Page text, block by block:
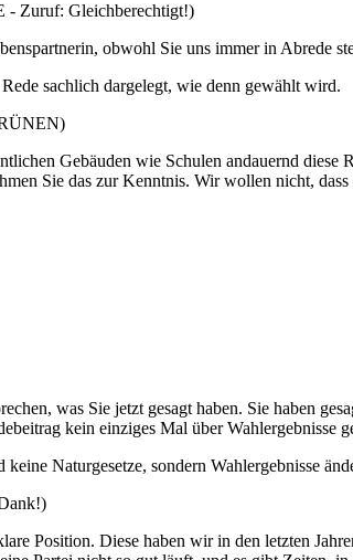
- Zuruf: Gleichberechtigt!)
obwohl Sie uns immer in Abrede
sachlich dargelegt, wie denn gewählt wird.
Gebäuden wie Schulen andauernd
Sie das zur Kenntnis. Wir wollen nicht,
was Sie jetzt gesagt haben. Sie haben
kein einziges Mal über Wahlergebnisse
Naturgesetze, sondern Wahlergebnisse
Position. Diese haben wir in den letzten